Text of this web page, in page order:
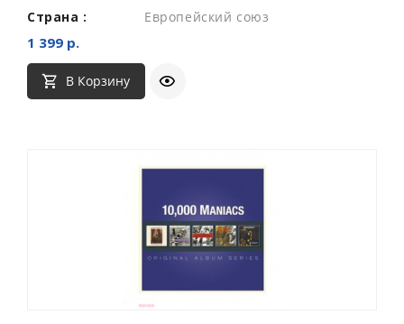
Страна :
Европейский союз
1 399 р.
В Корзину